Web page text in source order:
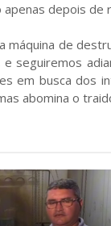
depois de
máquina de
e seguiremos
em busca dos
abomina o